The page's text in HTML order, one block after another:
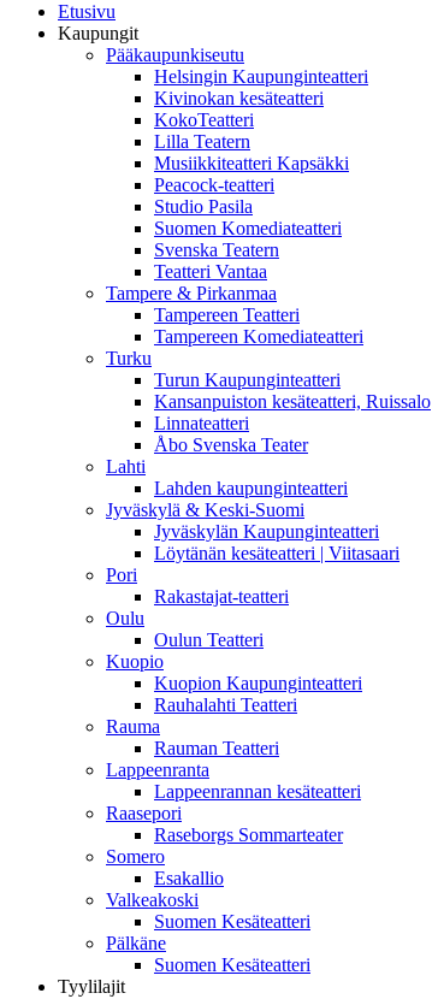
Etusivu
Kaupungit
Pääkaupunkiseutu
Helsingin Kaupunginteatteri
Kivinokan kesäteatteri
KokoTeatteri
Lilla Teatern
Musiikkiteatteri Kapsäkki
Peacock-teatteri
Studio Pasila
Suomen Komediateatteri
Svenska Teatern
Teatteri Vantaa
Tampere & Pirkanmaa
Tampereen Teatteri
Tampereen Komediateatteri
Turku
Turun Kaupunginteatteri
Kansanpuiston kesäteatteri, Ruissalo
Linnateatteri
Åbo Svenska Teater
Lahti
Lahden kaupunginteatteri
Jyväskylä & Keski-Suomi
Jyväskylän Kaupunginteatteri
Löytänän kesäteatteri | Viitasaari
Pori
Rakastajat-teatteri
Oulu
Oulun Teatteri
Kuopio
Kuopion Kaupunginteatteri
Rauhalahti Teatteri
Rauma
Rauman Teatteri
Lappeenranta
Lappeenrannan kesäteatteri
Raasepori
Raseborgs Sommarteater
Somero
Esakallio
Valkeakoski
Suomen Kesäteatteri
Pälkäne
Suomen Kesäteatteri
Tyylilajit